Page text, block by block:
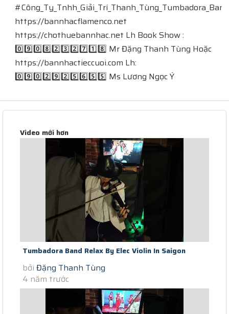
#Công_Ty_Tnhh_Giải_Trí_Thanh_Tùng_Tumbadora_Band​​​​
https://bannhacflamenco.net​​​​
https://chothuebannhac.net​​​​ Lh Book Show :
0️⃣9️⃣0️⃣8️⃣2️⃣3️⃣2️⃣7️⃣1️⃣8️⃣ Mr Đặng Thanh Tùng Hoặc
https://bannhactieccuoi.com​​​​ Lh:
0️⃣9️⃣0️⃣2️⃣9️⃣2️⃣5️⃣6️⃣5️⃣5️⃣ Ms Lương Ngọc Ý ⁠
Video mới hơn
Tumbadora Band Relax By Elec Violin In Saigon
Lockdown Senorita (day 44th)
bởi Đặng Thanh Tùng
4 năm trước